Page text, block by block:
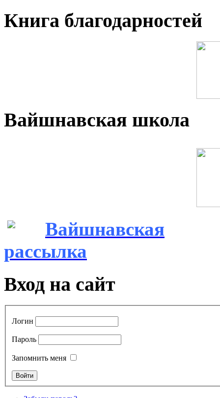
Книга благодарностей
Вайшнавская школа
Вайшнавская
рассылка
Вход на сайт
Логин
Пароль
Запомнить меня